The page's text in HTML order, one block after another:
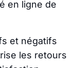
en ligne de
et négatifs
les retours